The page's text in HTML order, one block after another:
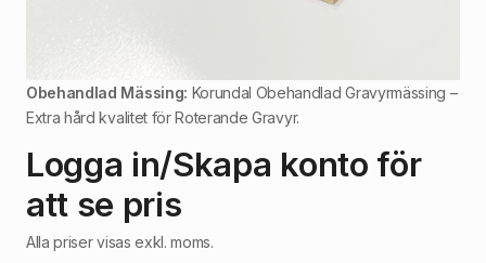
Obehandlad Mässing: Korundal Obehandlad Gravyrmässing –
Extra hård kvalitet för Roterande Gravyr.
Logga in/Skapa konto för
att se pris
Alla priser visas exkl. moms.